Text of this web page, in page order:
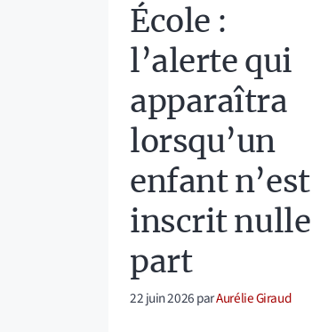
École :
l’alerte qui
apparaîtra
lorsqu’un
enfant n’est
inscrit nulle
part
22 juin 2026parAurélie Giraud